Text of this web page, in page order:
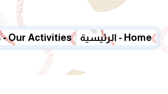
فعالياتنا - Our Activities الرئيسية - Home